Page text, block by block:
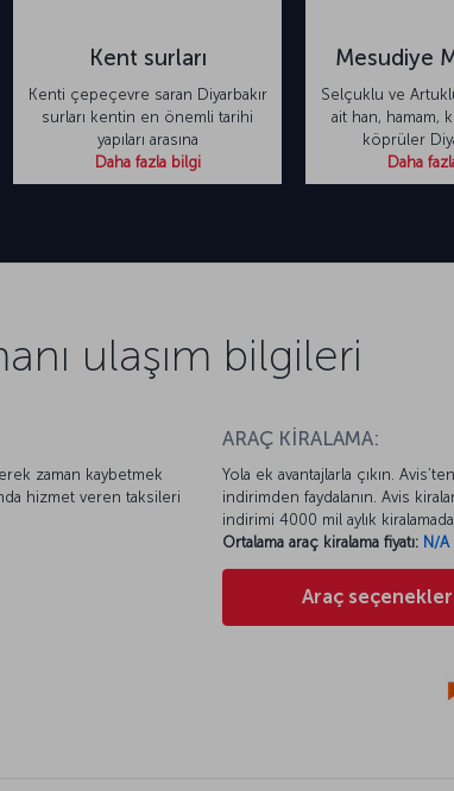
Kent surları
Kenti çepeçevre saran Diyarbakır
surları kentin en önemli tarihi
yapıları arasına
Daha fazla bilgi
Mesudiye
Selçuklu ve
ait han, hamam,
köprüler
Daha
ulaşım bilgileri
zaman kaybetmek
hizmet veren taksileri
ARAÇ KİRALAMA:
Yola ek avantajlarla çıkın.
indirimden faydalanın. Avis
indirimi 4000 mil aylık
Ortalama araç kiralama fiyatı: N/A
Araç